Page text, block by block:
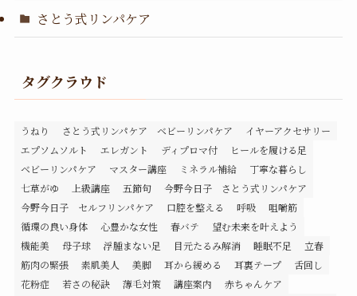
さとう式リンパケア
タグクラウド
うねり さとう式リンパケア ベビーリンパケア
イヤーアクセサリー
エプソムソルト
エレガント ディプロマ付
ヒールを履ける足
ベビーリンパケア
マスター講座 ミネラル補給
丁寧な暮らし
七草がゆ
上級講座 五節句
今野今日子 さとう式リンパケア
今野今日子 セルフリンパケア
口腔を整える 呼吸
咀嚼筋
循環の良い身体
心豊かな女性 春バテ
望む未来を叶えよう
機能美
母子球 浮腫まない足 目元たるみ解消 睡眠不足
立春
筋肉の緊張
素肌美人 美脚 耳から緩める 耳裏テープ
舌回し
花粉症
若さの秘訣 薄毛対策 講座案内
赤ちゃんケア